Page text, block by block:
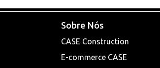
Sobre Nós
CASE Construction
E-commerce CASE